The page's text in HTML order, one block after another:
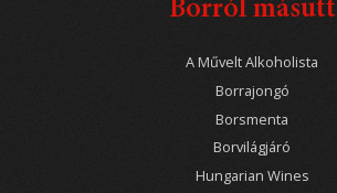
Borról másutt
A Művelt Alkoholista
Borrajongó
Borsmenta
Borvilágjáró
Hungarian Wines